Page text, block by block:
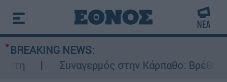
BREAKING NEWS:
Συναγερμός στην Κάρπαθο: Βρέθηκαν παλιά